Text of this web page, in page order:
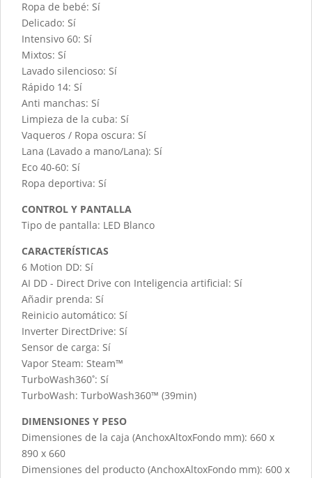
Ropa de bebé: Sí
Delicado: Sí
Intensivo 60: Sí
Mixtos: Sí
Lavado silencioso: Sí
Rápido 14: Sí
Anti manchas: Sí
Limpieza de la cuba: Sí
Vaqueros / Ropa oscura: Sí
Lana (Lavado a mano/Lana): Sí
Eco 40-60: Sí
Ropa deportiva: Sí
CONTROL Y PANTALLA
Tipo de pantalla: LED Blanco
CARACTERÍSTICAS
6 Motion DD: Sí
AI DD - Direct Drive con Inteligencia artificial: Sí
Añadir prenda: Sí
Reinicio automático: Sí
Inverter DirectDrive: Sí
Sensor de carga: Sí
Vapor Steam: Steam™
TurboWash360˚: Sí
TurboWash: TurboWash360™ (39min)
DIMENSIONES Y PESO
Dimensiones de la caja (AnchoxAltoxFondo mm): 660 x
890 x 660
Dimensiones del producto (AnchoxAltoxFondo mm): 600 x